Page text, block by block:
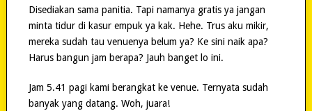
Disediakan sama panitia. Tapi namanya gratis ya jangan
minta tidur di kasur empuk ya kak. Hehe. Trus aku mikir,
mereka sudah tau venuenya belum ya? Ke sini naik apa?
Harus bangun jam berapa? Jauh banget lo ini.
Jam 5.41 pagi kami berangkat ke venue. Ternyata sudah
banyak yang datang. Woh, juara!